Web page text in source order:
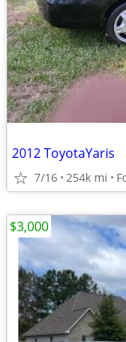
2012 ToyotaYaris
7/16 254k mi
$3,000